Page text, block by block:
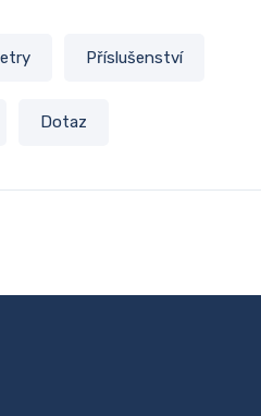
Příslušenství
Dotaz